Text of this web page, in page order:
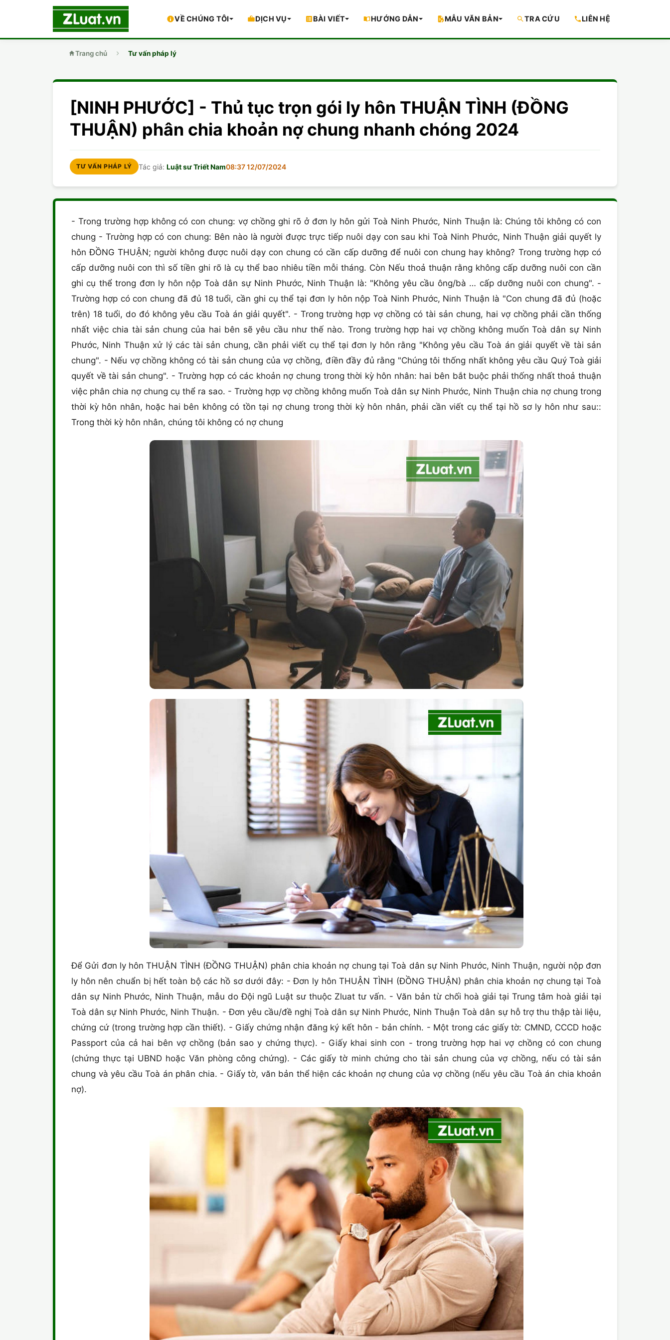
VỀ CHÚNG TÔI DỊCH VỤ BÀI VIẾT HƯỚNG DẪN MẪU VĂN BẢN TRA CỨU LIÊN HỆ
Trang chủ Tư vấn pháp lý
[NINH PHƯỚC] - Thủ tục trọn gói ly hôn THUẬN TÌNH (ĐỒNG
THUẬN) phân chia khoản nợ chung nhanh chóng 2024
TƯ VẤN PHÁP LÝ Tác giả:Luật sư Triết Nam08:37 12/07/2024
- Trong trường hợp không có con chung: vợ chồng ghi rõ ở đơn ly hôn gửi Toà Ninh Phước, Ninh Thuận là: Chúng tôi không có con
chung - Trường hợp có con chung: Bên nào là người được trực tiếp nuôi dạy con sau khi Toà Ninh Phước, Ninh Thuận giải quyết ly
hôn ĐỒNG THUẬN; người không được nuôi dạy con chung có cần cấp dưỡng để nuôi con chung hay không? Trong trường hợp có
cấp dưỡng nuôi con thì số tiền ghi rõ là cụ thể bao nhiêu tiền mỗi tháng. Còn Nếu thoả thuận rằng không cấp dưỡng nuôi con cần
ghi cụ thể trong đơn ly hôn nộp Toà dân sự Ninh Phước, Ninh Thuận là: "Không yêu cầu ông/bà … cấp dưỡng nuôi con chung". -
Trường hợp có con chung đã đủ 18 tuổi, cần ghi cụ thể tại đơn ly hôn nộp Toà Ninh Phước, Ninh Thuận là "Con chung đã đủ (hoặc
trên) 18 tuổi, do đó không yêu cầu Toà án giải quyết". - Trong trường hợp vợ chồng có tài sản chung, hai vợ chồng phải cần thống
nhất việc chia tài sản chung của hai bên sẽ yêu cầu như thế nào. Trong trường hợp hai vợ chồng không muốn Toà dân sự Ninh
Phước, Ninh Thuận xử lý các tài sản chung, cần phải viết cụ thể tại đơn ly hôn rằng "Không yêu cầu Toà án giải quyết về tài sản
chung". - Nếu vợ chồng không có tài sản chung của vợ chồng, điền đầy đủ rằng "Chúng tôi thống nhất không yêu cầu Quý Toà giải
quyết về tài sản chung". - Trường hợp có các khoản nợ chung trong thời kỳ hôn nhân: hai bên bắt buộc phải thống nhất thoả thuận
việc phân chia nợ chung cụ thể ra sao. - Trường hợp vợ chồng không muốn Toà dân sự Ninh Phước, Ninh Thuận chia nợ chung trong
thời kỳ hôn nhân, hoặc hai bên không có tồn tại nợ chung trong thời kỳ hôn nhân, phải cần viết cụ thể tại hồ sơ ly hôn như sau::
Trong thời kỳ hôn nhân, chúng tôi không có nợ chung
Để Gửi đơn ly hôn THUẬN TÌNH (ĐỒNG THUẬN) phân chia khoản nợ chung tại Toà dân sự Ninh Phước, Ninh Thuận, người nộp đơn
ly hôn nên chuẩn bị hết toàn bộ các hồ sơ dưới đây: - Đơn ly hôn THUẬN TÌNH (ĐỒNG THUẬN) phân chia khoản nợ chung tại Toà
dân sự Ninh Phước, Ninh Thuận, mẫu do Đội ngũ Luật sư thuộc Zluat tư vấn. - Văn bản từ chối hoà giải tại Trung tâm hoà giải tại
Toà dân sự Ninh Phước, Ninh Thuận. - Đơn yêu cầu/đề nghị Toà dân sự Ninh Phước, Ninh Thuận Toà dân sự hỗ trợ thu thập tài liệu,
chứng cứ (trong trường hợp cần thiết). - Giấy chứng nhận đăng ký kết hôn - bản chính. - Một trong các giấy tờ: CMND, CCCD hoặc
Passport của cả hai bên vợ chồng (bản sao y chứng thực). - Giấy khai sinh con - trong trường hợp hai vợ chồng có con chung
(chứng thực tại UBND hoặc Văn phòng công chứng). - Các giấy tờ minh chứng cho tài sản chung của vợ chồng, nếu có tài sản
chung và yêu cầu Toà án phân chia. - Giấy tờ, văn bản thể hiện các khoản nợ chung của vợ chồng (nếu yêu cầu Toà án chia khoản
nợ).